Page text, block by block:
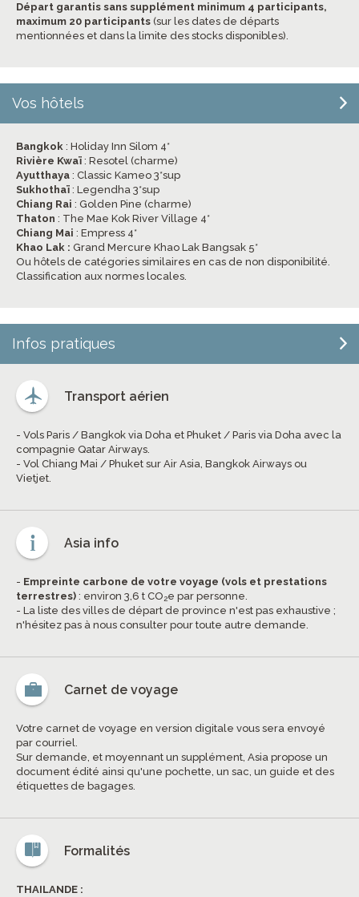
Départ garantis sans supplément minimum 4 participants,
maximum 20 participants (sur les dates de départs
mentionnées et dans la limite des stocks disponibles).
Vos hôtels
Bangkok : Holiday Inn Silom 4*
Rivière Kwaï : Resotel (charme)
Ayutthaya : Classic Kameo 3*sup
Sukhothaï : Legendha 3*sup
Chiang Rai : Golden Pine (charme)
Thaton : The Mae Kok River Village 4*
Chiang Mai : Empress 4*
Khao Lak : Grand Mercure Khao Lak Bangsak 5*
Ou hôtels de catégories similaires en cas de non disponibilité.
Classification aux normes locales.
Infos pratiques
Transport aérien
- Vols Paris / Bangkok via Doha et Phuket / Paris via Doha avec la
compagnie Qatar Airways.
- Vol Chiang Mai / Phuket sur Air Asia, Bangkok Airways ou
Vietjet.
Asia info
- Empreinte carbone de votre voyage (vols et prestations
terrestres) : environ 3,6 t CO2e par personne.
- La liste des villes de départ de province n'est pas exhaustive ;
n'hésitez pas à nous consulter pour toute autre demande.
Carnet de voyage
Votre carnet de voyage en version digitale vous sera envoyé
par courriel.
Sur demande, et moyennant un supplément, Asia propose un
document édité ainsi qu'une pochette, un sac, un guide et des
étiquettes de bagages.
Formalités
THAILANDE :